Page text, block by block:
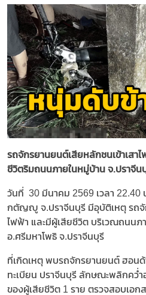
รถจักรยานยนต์เสียหลักชนเข้าเสา
ชีวิตริมถนนภายในหมู่บ้าน จ.ปราจีน
วันที่ 30 มีนาคม 2569 เวลา 22.40
กตัญญู จ.ปราจีนบุรี มีอุบัติเหตุ รถจั
ไฟฟ้า และมีผู้เสียชีวิต บริเวณถนนภ
อ.ศรีมหาโพธิ จ.ปราจีนบุรี
ที่เกิดเหตุ พบรถจักรยานยนต์ ฮอนด้
ทะเบียน ปราจีนบุรี ลักษณะพลิกคว่ำ
ของผู้เสียชีวิต 1 ราย ตรวจสอบเอก